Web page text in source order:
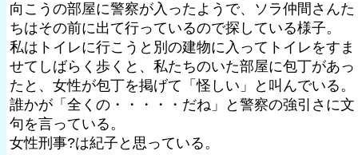
向こうの部屋に警察が入ったようで、ソラ仲間さんた
ちはその前に出て行っているので探している様子。
私はトイレに行こうと別の建物に入ってトイレをすま
せてしばらく歩くと、私たちのいた部屋に包丁があっ
たと、女性が包丁を掲げて「怪しい」と叫んでいる。
誰かが「全くの・・・・・だね」と警察の強引さに文
句を言っている。
女性刑事?は紀子と思っている。